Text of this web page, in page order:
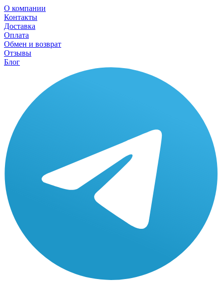
О компании
Контакты
Доставка
Оплата
Обмен и возврат
Отзывы
Блог